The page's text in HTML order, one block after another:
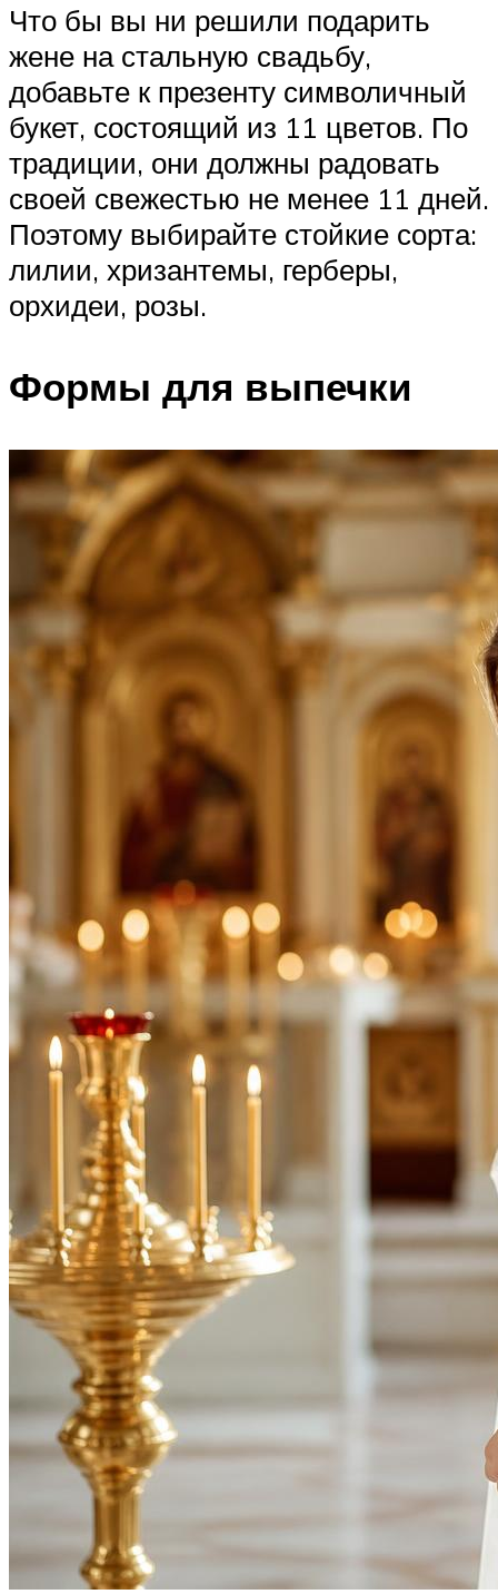
Что бы вы ни решили подарить
жене на стальную свадьбу,
добавьте к презенту символичный
букет, состоящий из 11 цветов. По
традиции, они должны радовать
своей свежестью не менее 11 дней.
Поэтому выбирайте стойкие сорта:
лилии, хризантемы, герберы,
орхидеи, розы.
Формы для выпечки